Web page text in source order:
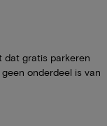
dat gratis parkeren
onderdeel is van